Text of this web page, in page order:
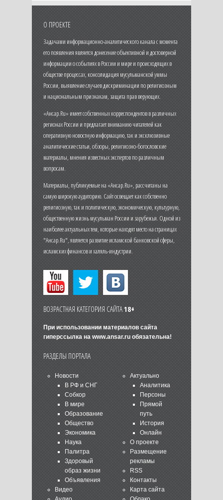
О ПРОЕКТЕ
Задачами информационно-аналитического канала с момента
его появления является донесение объективной и достоверной
информации о событиях в России и мире и происходящих в
обществе процессах, консолидация мусульманской уммы
России, выявление случаев дискриминации по религиозным
и национальным признакам, защита прав верующих.
«Ансар.Ru» имеет собственных корреспондентов в различных
регионах России и предлагает вниманию читателей как
оперативную новостную информацию, так и эксклюзивные
аналитические статьи, обзоры, религиозно-богословские
материалы, мнения известных экспертов по различным
вопросам.
Материалы, публикуемые на «Ансар.Ru», рассчитаны на
самую широкую аудиторию. Сайт освещает как собственно
религиозную, так и политическую, экономическую, культурную,
общественную жизнь мусульман России и зарубежья. Одной из
наиболее актуальных тем, которые находят место на страницах
"Ансар.Ru", является развитие исламской банковской сферы,
исламских финансов и халяль-индустрии.
ВОЗРАСТНАЯ КАТЕГОРИЯ САЙТА18+
При использовании материалов сайта
гиперссылка на www.ansar.ruобязательна!
РАЗДЕЛЫ ПОРТАЛА
Новости
В РФ и СНГ
Собкор
В мире
Образование
Общество
Экономика
Наука
Палитра
Здоровый
образ жизни
Объявления
Видео
Актуально
Аналитика
Персоны
Прямой
путь
История
Онлайн
О проекте
Размещение
рекламы
RSS
Контакты
Карта сайта